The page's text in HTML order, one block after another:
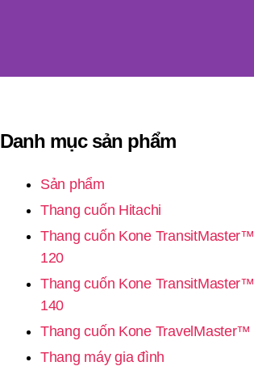
Danh mục sản phẩm
Sản phẩm
Thang cuốn Hitachi
Thang cuốn Kone TransitMaster™
120
Thang cuốn Kone TransitMaster™
140
Thang cuốn Kone TravelMaster™
Thang máy gia đình